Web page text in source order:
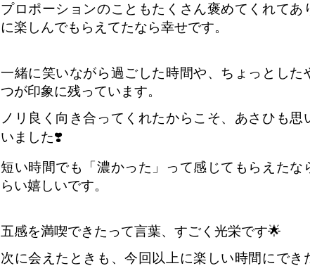
プロポーションのこともたくさん褒めてくれてあ
に楽しんでもらえてたなら幸せです。
一緒に笑いながら過ごした時間や、ちょっとした
つが印象に残っています。
ノリ良く向き合ってくれたからこそ、あさひも思
いました❣️
短い時間でも「濃かった」って感じてもらえたな
らい嬉しいです。
五感を満喫できたって言葉、すごく光栄です🌟
次に会えたときも、今回以上に楽しい時間にでき